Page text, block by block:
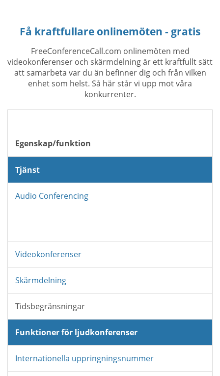
Få kraftfullare onlinemöten - gratis
FreeConferenceCall.com onlinemöten med
videokonferenser och skärmdelning är ett kraftfullt sätt
att samarbeta var du än befinner dig och från vilken
enhet som helst. Så här står vi upp mot våra
konkurrenter.
Egenskap/funktion
Tjänst
Audio Conferencing
Videokonferenser
Skärmdelning
Tidsbegränsningar
Funktioner för ljudkonferenser
Internationella uppringningsnummer